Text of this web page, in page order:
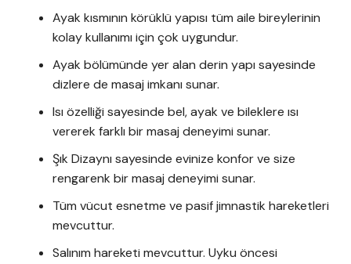
Ayak kısmının körüklü yapısı tüm aile bireylerinin
kolay kullanımı için çok uygundur.
Ayak bölümünde yer alan derin yapı sayesinde
dizlere de masaj imkanı sunar.
Isı özelliği sayesinde bel, ayak ve bileklere ısı
vererek farklı bir masaj deneyimi sunar.
Şık Dizaynı sayesinde evinize konfor ve size
rengarenk bir masaj deneyimi sunar.
Tüm vücut esnetme ve pasif jimnastik hareketleri
mevcuttur.
Salınım hareketi mevcuttur. Uyku öncesi